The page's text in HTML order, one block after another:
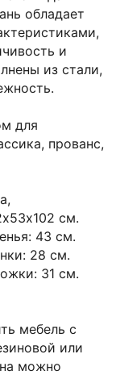
обладает
и
из стали,
для
прованс,
см.
43 см.
28 см.
31 см.
мебель с
или
можно